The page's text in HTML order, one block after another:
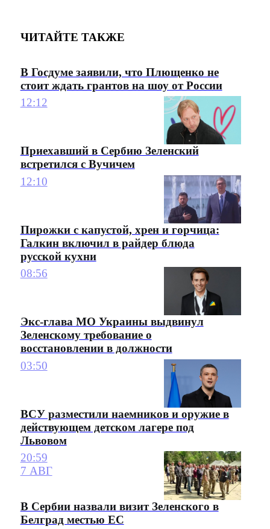
ЧИТАЙТЕ ТАКЖЕ
В Госдуме заявили, что Плющенко не
стоит ждать грантов на шоу от России
12:12
Приехавший в Сербию Зеленский
встретился с Вучичем
12:10
Пирожки с капустой, хрен и горчица:
Галкин включил в райдер блюда
русской кухни
08:56
Экс-глава МО Украины выдвинул
Зеленскому требование о
восстановлении в должности
03:50
ВСУ разместили наемников и оружие в
действующем детском лагере под
Львовом
20:59
7 АВГ
В Сербии назвали визит Зеленского в
Белград местью ЕС